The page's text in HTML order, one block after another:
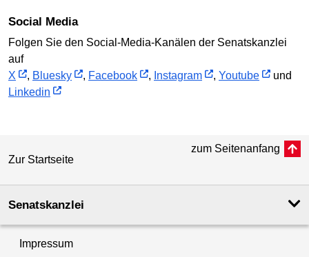
Social Media
Folgen Sie den Social-Media-Kanälen der Senatskanzlei
auf
X
, Bluesky , Facebook , Instagram , Youtube
und
Linkedin
Zur Startseite
zum Seitenanfang
Senatskanzlei
Impressum